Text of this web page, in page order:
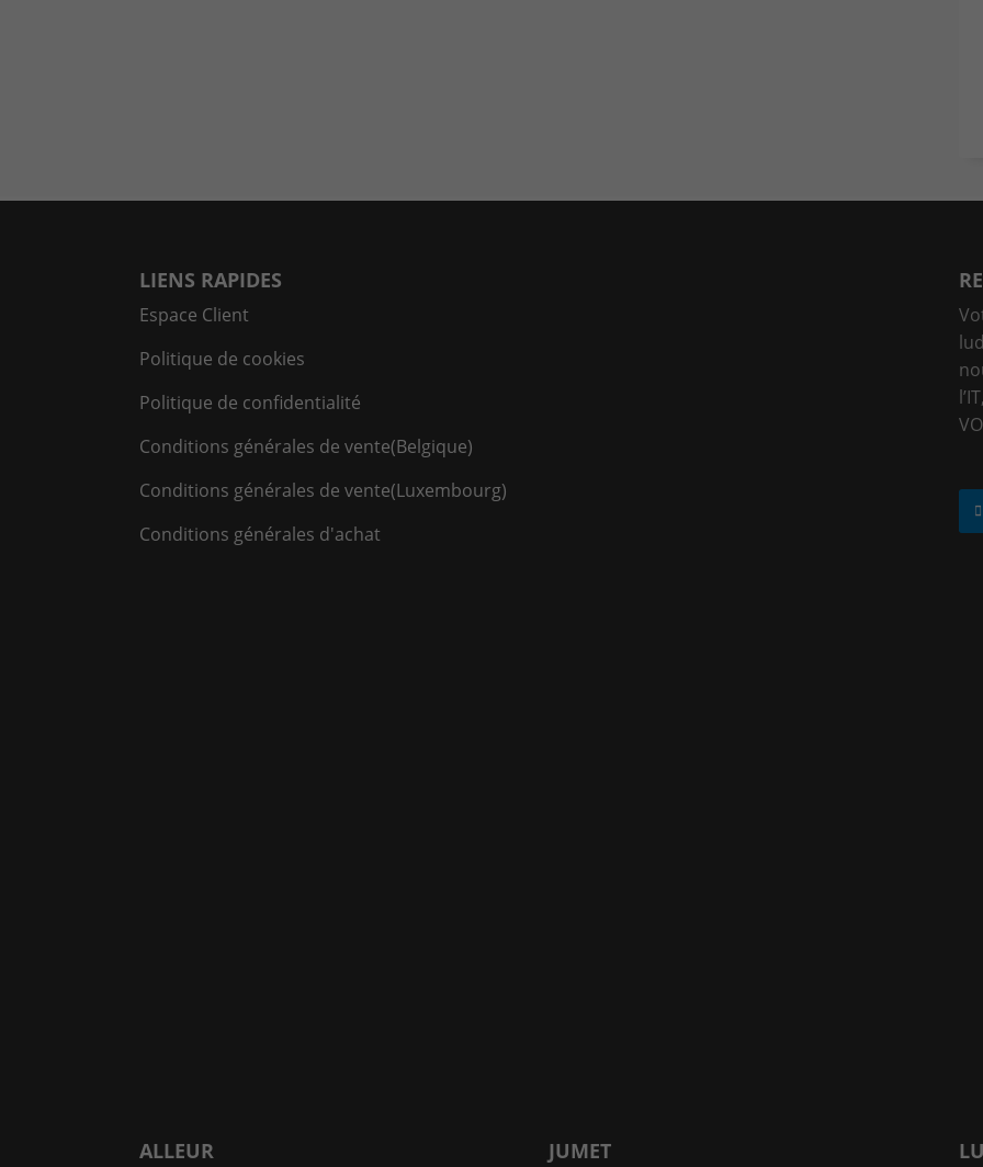
LIENS RAPIDES
Espace Client
Politique de cookies
Politique de confidentialité
Conditions générales de vente(Belgique)
Conditions générales de vente(Luxembourg)
Conditions générales d'achat
ALLEUR JUMET